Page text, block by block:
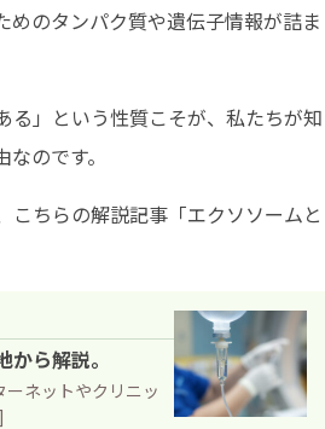
のタンパク質や遺伝子情報が詰ま
る」という性質こそが、私たちが知
のです。
ちらの解説記事「エクソソームと
ら解説。
ネットやクリニッ